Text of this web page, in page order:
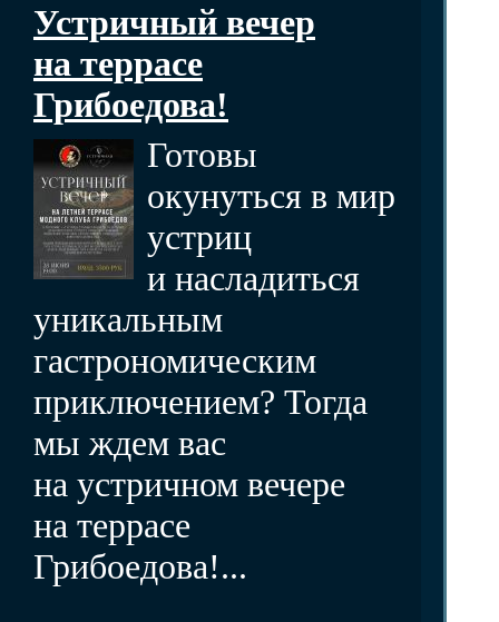
Устричный вечер
на террасе
Грибоедова!
Готовы
окунуться в мир
устриц
и насладиться
уникальным
гастрономическим
приключением? Тогда
мы ждем вас
на устричном вечере
на террасе
Грибоедова!...